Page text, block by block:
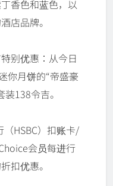
香色和蓝色，以
店品牌。
别优惠：从今日
你月饼的“帝盛豪
138令吉。
HSBC）扣账卡/
会员每进行
扣优惠。